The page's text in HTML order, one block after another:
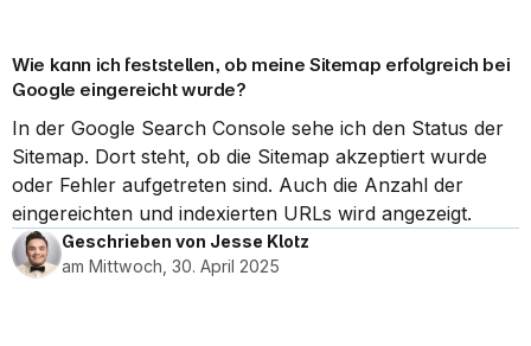
Wie kann ich feststellen, ob meine Sitemap erfolgreich bei
Google eingereicht wurde?
In der Google Search Console sehe ich den Status der
Sitemap. Dort steht, ob die Sitemap akzeptiert wurde
oder Fehler aufgetreten sind. Auch die Anzahl der
eingereichten und indexierten URLs wird angezeigt.
Geschrieben von Jesse Klotz
am Mittwoch, 30. April 2025